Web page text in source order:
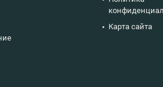
Карта сайта